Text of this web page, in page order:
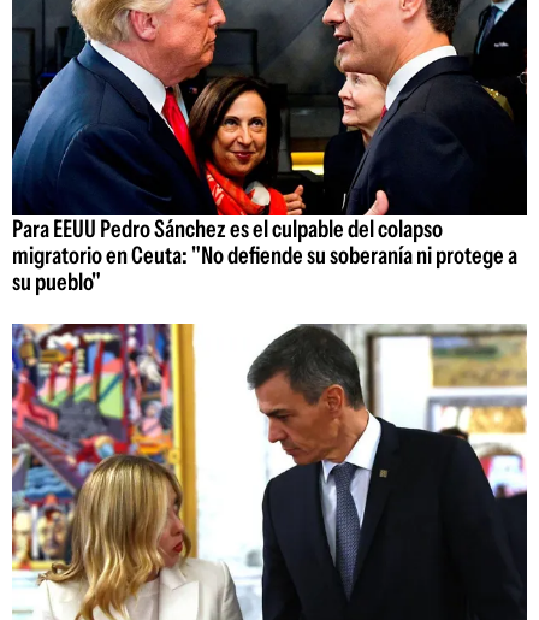
Para EEUU Pedro Sánchez es el culpable del colapso
migratorio en Ceuta: "No defiende su soberanía ni protege a
su pueblo"